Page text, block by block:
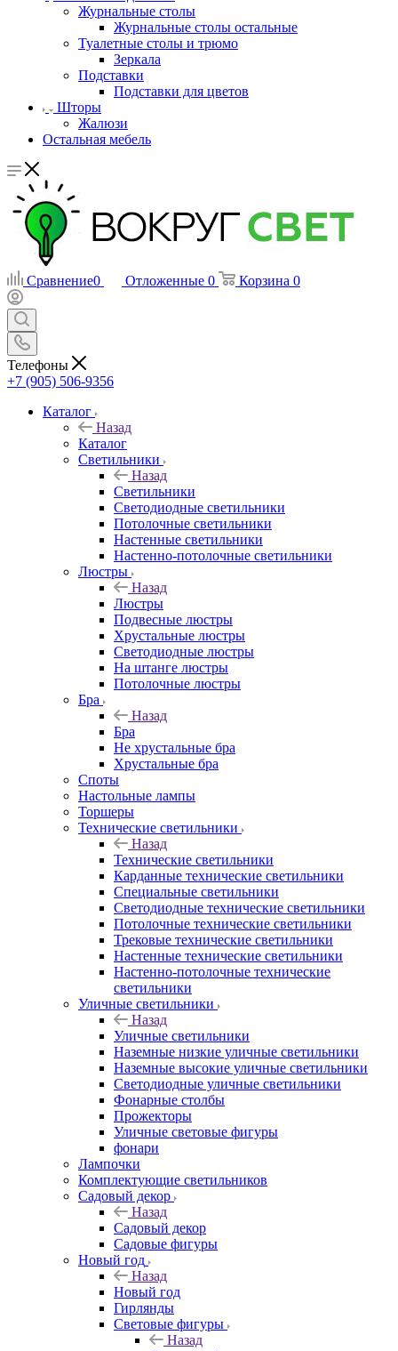
Журнальные столы
Журнальные столы остальные
Туалетные столы и трюмо
Зеркала
Подставки
Подставки для цветов
Шторы
Жалюзи
Остальная мебель
Сравнение0 Отложенные 0 Корзина 0
Телефоны
+7 (905) 506-9356
Каталог
Назад
Каталог
Светильники
Назад
Светильники
Светодиодные светильники
Потолочные светильники
Настенные светильники
Настенно-потолочные светильники
Люстры
Назад
Люстры
Подвесные люстры
Хрустальные люстры
Светодиодные люстры
На штанге люстры
Потолочные люстры
Бра
Назад
Бра
Не хрустальные бра
Хрустальные бра
Споты
Настольные лампы
Торшеры
Технические светильники
Назад
Технические светильники
Карданные технические светильники
Специальные светильники
Светодиодные технические светильники
Потолочные технические светильники
Трековые технические светильники
Настенные технические светильники
Настенно-потолочные технические
светильники
Уличные светильники
Назад
Уличные светильники
Наземные низкие уличные светильники
Наземные высокие уличные светильники
Светодиодные уличные светильники
Фонарные столбы
Прожекторы
Уличные световые фигуры
фонари
Лампочки
Комплектующие светильников
Садовый декор
Назад
Садовый декор
Садовые фигуры
Новый год
Назад
Новый год
Гирлянды
Световые фигуры
Назад